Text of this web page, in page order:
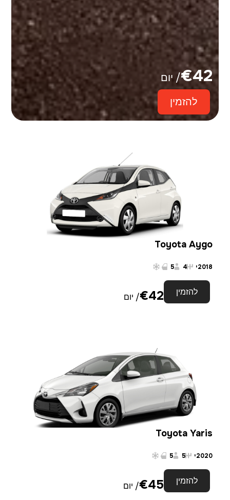
€42
/ יום
להזמין
Toyota Aygo
2018 י 4
5
להזמין €42 / יום
Toyota Yaris
2020 י 5
5
להזמין €45 / יום